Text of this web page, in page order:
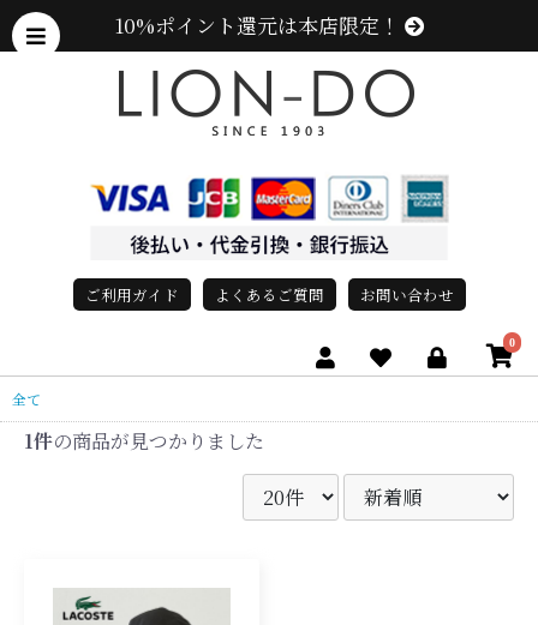
10%ポイント還元は本店限定！
ご利用ガイド よくあるご質問 お問い合わせ
0
全て
1件の商品が見つかりました